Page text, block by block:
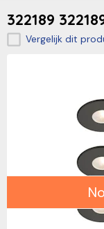
322189
Vergelijk dit